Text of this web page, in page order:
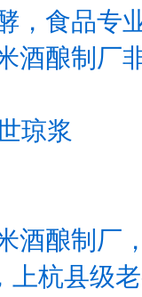
，食品专
酒酿制厂
琼浆
酒酿制厂
上杭县级